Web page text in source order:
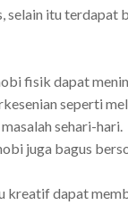
itu terdapat
fisik dapat
seperti
sehari-hari.
juga bagus
kreatif dapat